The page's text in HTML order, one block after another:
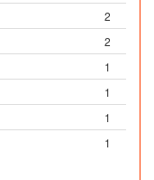
2
2
1
1
1
1